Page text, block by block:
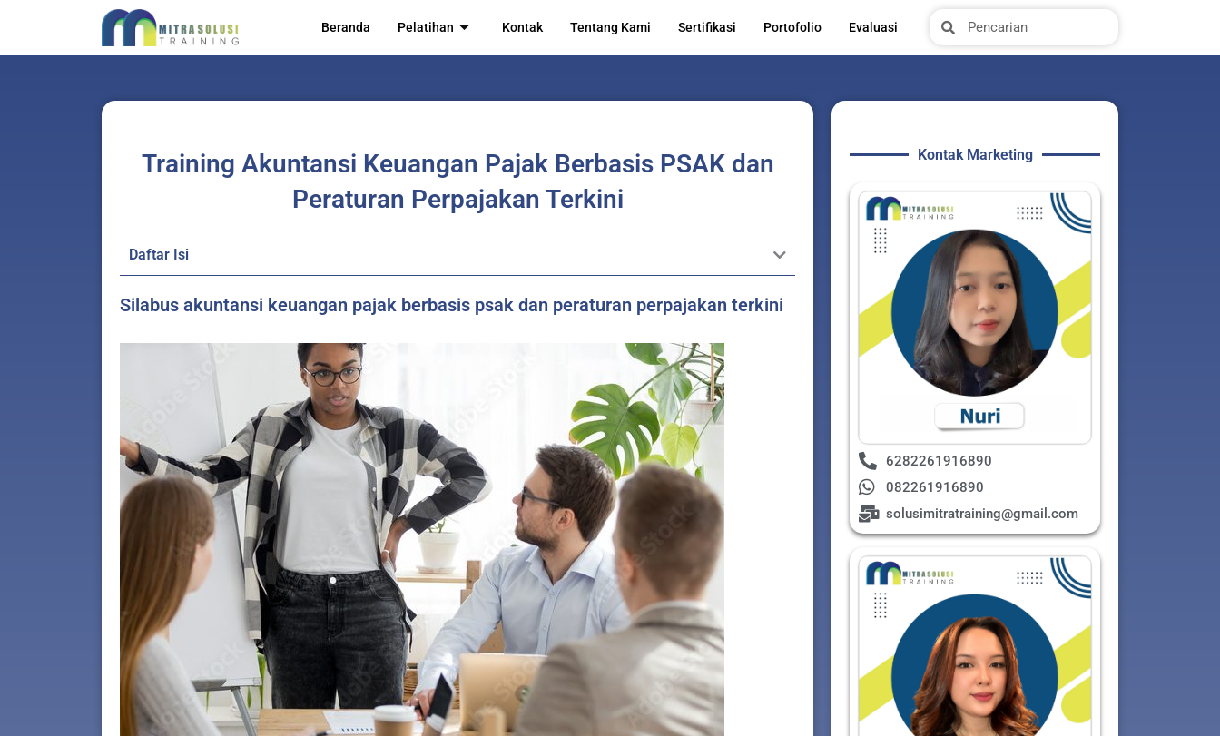
content
Beranda Pelatihan Kontak Tentang Kami Sertifikasi Portofolio Evaluasi SearchSearch
Training Akuntansi Keuangan Pajak Berbasis PSAK dan
Peraturan Perpajakan Terkini
Daftar Isi
Silabus akuntansi keuangan pajak berbasis psak dan peraturan perpajakan terkini
Kontak Marketing
6282261916890
082261916890
solusimitratraining@gmail.com